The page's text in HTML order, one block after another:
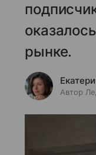
рынке.
Автор